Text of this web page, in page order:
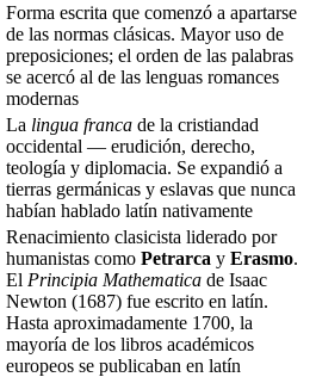
Forma escrita que comenzó a apartarse
de las normas clásicas. Mayor uso de
preposiciones; el orden de las palabras
se acercó al de las lenguas romances
modernas
La lingua franca de la cristiandad
occidental — erudición, derecho,
teología y diplomacia. Se expandió a
tierras germánicas y eslavas que nunca
habían hablado latín nativamente
Renacimiento clasicista liderado por
humanistas como Petrarca y Erasmo.
El Principia Mathematica de Isaac
Newton (1687) fue escrito en latín.
Hasta aproximadamente 1700, la
mayoría de los libros académicos
europeos se publicaban en latín